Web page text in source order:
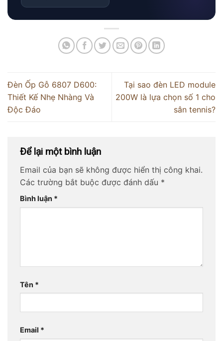
Đèn Ốp Gỗ 6807 D600:
Thiết Kế Nhẹ Nhàng Và
Độc Đáo
Tại sao đèn LED module
200W là lựa chọn số 1 cho
sân tennis?
Để lại một bình luận
Email của bạn sẽ không được hiển thị công khai.
Các trường bắt buộc được đánh dấu *
Bình luận *
Tên *
Email *